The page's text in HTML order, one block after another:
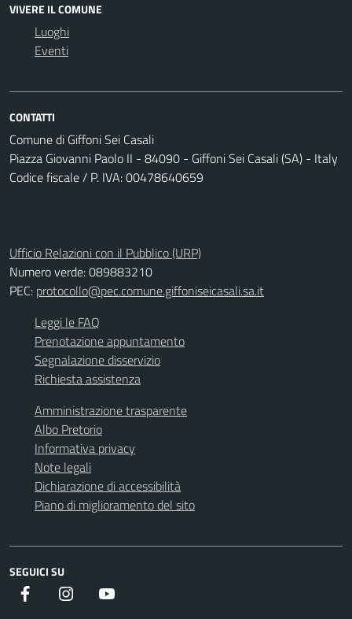
VIVERE IL COMUNE
Luoghi
Eventi
CONTATTI
Comune di Giffoni Sei Casali
Piazza Giovanni Paolo II - 84090 - Giffoni Sei Casali (SA) - Italy
Codice fiscale / P. IVA: 00478640659
Ufficio Relazioni con il Pubblico (URP)
Numero verde: 089883210
PEC: protocollo@pec.comune.giffoniseicasali.sa.it
Leggi le FAQ
Prenotazione appuntamento
Segnalazione disservizio
Richiesta assistenza
Amministrazione trasparente
Albo Pretorio
Informativa privacy
Note legali
Dichiarazione di accessibilità
Piano di miglioramento del sito
SEGUICI SU
Facebook instagram